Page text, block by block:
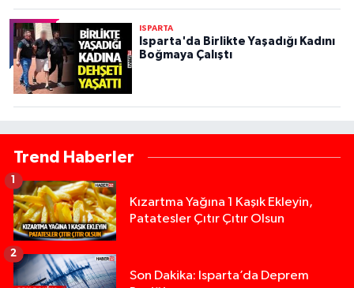
ISPARTA
Isparta'da Birlikte Yaşadığı Kadını
Boğmaya Çalıştı
Trend Haberler
Kızartma Yağına 1 Kaşık Ekleyin,
Patatesler Çıtır Çıtır Olsun
1
Son Dakika: Isparta’da Deprem
2